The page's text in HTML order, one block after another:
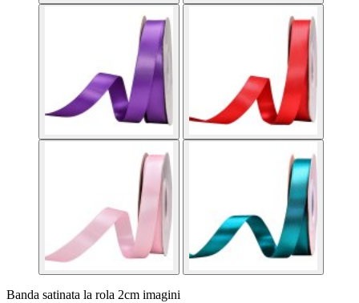
Banda satinata la rola 2cm imagini